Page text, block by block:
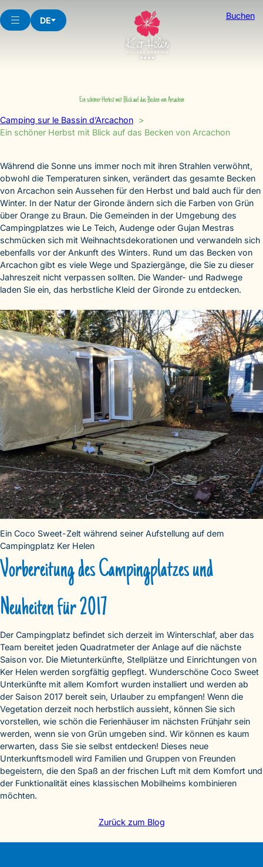
to
content
DE Buchen
Ein schöner Herbst mit Blick auf das Becken von Arcachon
Camping sur le Bassin d’Arcachon
Ein schöner Herbst mit Blick auf das Becken von Arcachon
Während die Sonne uns immer noch mit ihren Strahlen verwöhnt,
obwohl die Temperaturen sinken, verändert das gesamte Becken
von Arcachon sein Aussehen für den Herbst und bald auch für den
Winter. In der Natur der Gironde ändern sich die Farben von Grün
über Orange zu Braun. Die Gemeinden in der Umgebung des
Campingplatzes wie Le Teich, Audenge oder Gujan Mestras
schmücken sich mit Weihnachtsdekorationen und verwandeln sich
ebenfalls vor der Ankunft des Winters. Rund um das Becken von
Arcachon gibt es viele Wege und Spaziergänge, die Sie zu dieser
Jahreszeit nicht verpassen sollten. Die Wander- und Radwege
laden Sie ein, das herbstliche Kleid der Gironde zu entdecken.
Ein Coco Sweet-Zelt während seiner Aufstellung auf dem
Campingplatz Ker Helen
Vorbereitung des Campingplatzes und
Neuheiten für 2017
Der Campingplatz befindet sich derzeit im Winterschlaf, aber das
Team bereitet jeden Quadratmeter der Anlage auf die nächste
Saison vor. Die Mietunterkünfte, Stellplätze und Einrichtungen von
Ker Helen werden sorgfältig gepflegt. Wunderschöne Coco Sweet
Unterkünfte mit allem Komfort wurden installiert und werden ab
der Saison 2017 bereit sein, Urlauber zu empfangen! Wenn die
Vegetation derzeit noch herbstlich aussieht, können Sie sich
vorstellen, wie schön die Ferienhäuser im nächsten Frühjahr sein
werden, wenn sie von Grün umgeben sind. Wir können es kaum
erwarten, dass Sie sie selbst entdecken! Dieses neue
Unterkunftsmodell wird Familien und Gruppen von Freunden
begeistern, die den Spaß an der frischen Luft mit dem Komfort und
der Funktionalität eines klassischen Mobilheims kombinieren
möchten.
Zurück zum Blog